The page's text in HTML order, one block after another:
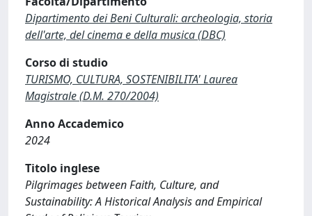
Dipartimento dei Beni Culturali: archeologia, storia
dell'arte, del cinema e della musica (DBC)
Corso di studio
TURISMO, CULTURA, SOSTENIBILITA' Laurea
Magistrale (D.M. 270/2004)
Anno Accademico
2024
Titolo inglese
Pilgrimages between Faith, Culture, and
Sustainability: A Historical Analysis and Empirical